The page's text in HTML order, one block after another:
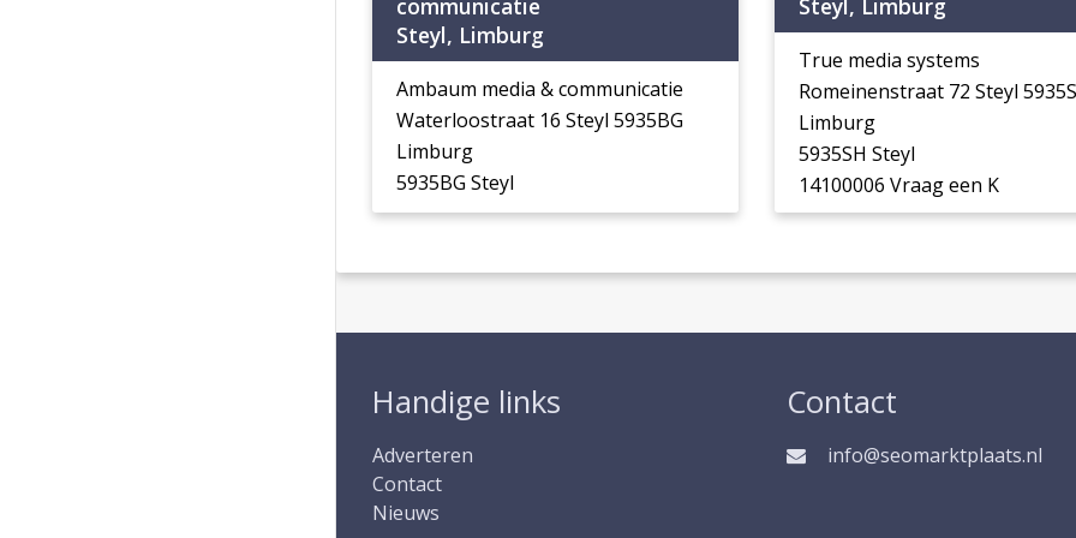
communicatie
Steyl, Limburg
Ambaum media & communicatie
Waterloostraat 16 Steyl 5935BG
Limburg
5935BG Steyl
Steyl, Limburg
True media systems
Romeinenstraat 72 Steyl
Limburg
5935SH Steyl
14100006 Vraag een K
Handige links
Adverteren
Contact
Nieuws
Contact
info@seomarktplaats.nl